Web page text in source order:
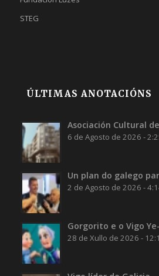
STEG
ÚLTIMAS ANOTACIÓNS
Asociación Cultural
6 de Agosto de 2026 -
Un plan do galego
2 de Agosto de 2026 -
Gorgorito e o Vigo
28 de Xullo de 2026 -